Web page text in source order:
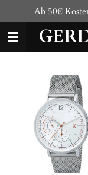
Hauptinhalt
springen
Ab 50€